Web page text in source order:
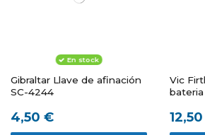
En stock
Gibraltar Llave de afinación
SC-4244
4,50 €
Vic
bateria